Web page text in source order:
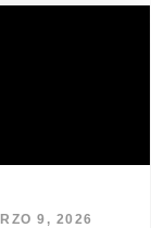
9, 2026